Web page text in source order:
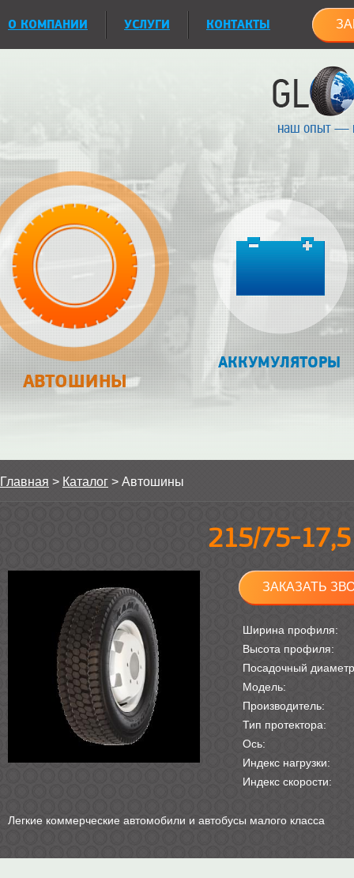
О КОМПАНИИ УСЛУГИ КОНТАКТЫ
наш опыт —
АВТОШИНЫ
АККУМУЛЯТОРЫ
Главная > Каталог > Автошины
215/75-
ЗАКАЗАТЬ
Ширина профиля:
Высота профиля:
Посадочный
Модель:
Производитель:
Тип протектора:
Ось:
Индекс нагрузки:
Индекс скорости:
Легкие коммерческие автомобили и автобусы малого класса